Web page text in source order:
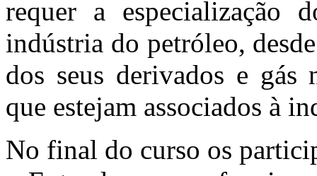
requer a especialização
indústria do petróleo,
dos seus derivados e gás
que estejam associados à
No final do curso os